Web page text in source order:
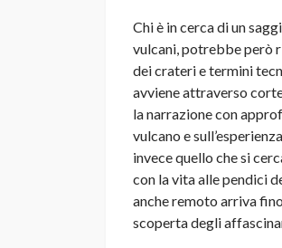
Chi è in cerca di un
vulcani, potrebbe però
dei crateri e termini
avviene attraverso
la narrazione con
vulcano e
invece quello che si
con la vita alle pendici
anche remoto arriva
scoperta degli